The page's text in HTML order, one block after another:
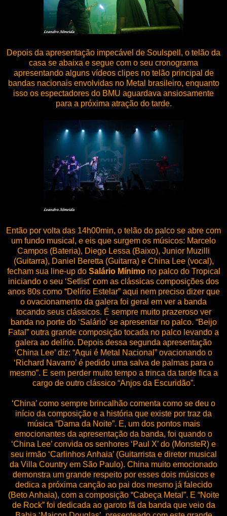
Depois da apresentação impecável de Soulspell, o telão da
casa se abaixa e segue com o seu cronograma
apresentando alguns vídeos clipes no telão principal de
bandas nacionais envolvidas no Metal brasileiro, enquanto
isso os espectadores do BMU aguardava ansiosamente
para a próxima atração do tarde.
Então por volta das 14h00min, o telão do palco se abre com
um fundo musical, e eis que surgem os músicos: Marcelo
Campos (Bateria), Diego Lessa (Baixo), Junior Muzilli
(Guitarra), Daniel Beretta (Guitarra) e China Lee (vocal),
fecham sua line-up do Salário Mínimono palco do Tropical
iniciando o seu ‘Setlist’ com as clássicas composições dos
anos 80s como “Delírio Estelar” aqui nem preciso dizer que
o ovacionamento da galera foi geral em ver a banda
tocando seus clássicos. É sempre muito prazeroso ver
banda no porte do ‘Salário’ se apresentar no palco. “Beijo
Fatal” outra grande composição tocada no palco levando a
galera ao delírio. Depois dessa segunda apresentação
‘China Lee’ diz: “Aqui é Metal Nacional” ovacionando o
‘Richard Navarro’ é pedido uma salva de palmas para o
mesmo”. E sem perder muito tempo a trinca da tarde fica a
cargo de outro clássico “Anjos da Escuridão”.
‘China’ como sempre brincalhão comenta como se deu o
início da composição e a história que existe por traz da
música “Dama da Noite”. E, um dos pontos mais
emocionantes da apresentação da banda, foi quando o
‘China Lee’ convida os senhores ‘Paul X’ do (MonsteR) e
seu irmão ‘Carlinhos Anhaia’ (Guitarrista e diretor musical
da Villa Country em São Paulo). China muito emocionado
demonstra um grande respeito por esses dois músicos e
dedica a próxima canção ao pai dos mesmo já falecido
(Beto Anhaia), com a composição “Cabeça Metal”. E “Noite
de Rock” foi dedicada ao garoto fã da banda que veio da